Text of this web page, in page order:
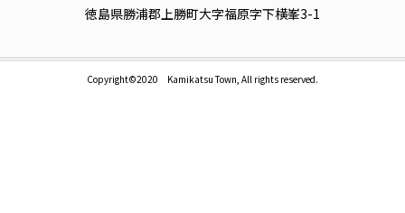
徳島県勝浦郡上勝町大字福原字下横峯3-1
Copyright©2020 Kamikatsu Town, All rights reserved.